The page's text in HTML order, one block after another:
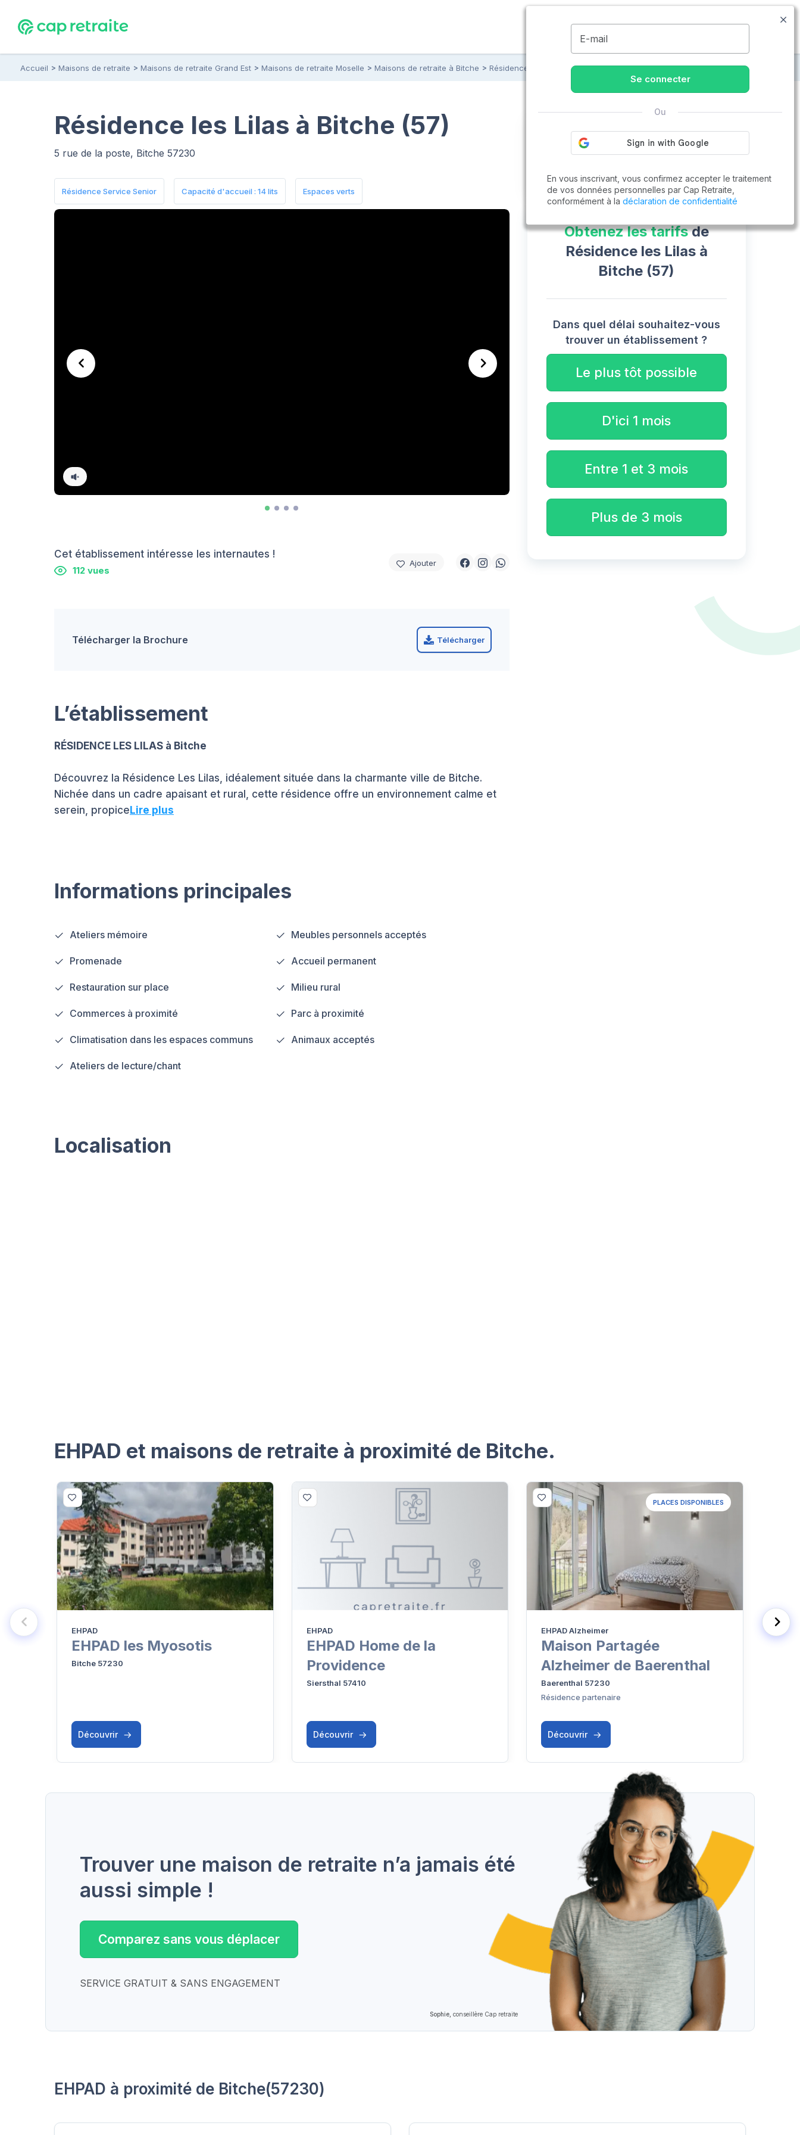
09.74.59.59.57
Accueil Maisons de retraite Maisons de retraite Grand Est Maisons de retraite Moselle Maisons de retraite à Bitche Résidence les Lilas
Cet établissement intéresse les internautes !
112 vues
Ajouter
Télécharger la Brochure Télécharger
Résidence les Lilas à Bitche (57)
5 rue de la poste, Bitche 57230
Résidence Service Senior Capacité d'accueil : 14 lits Espaces verts
L’établissement
RÉSIDENCE LES LILAS à Bitche
Découvrez la Résidence Les Lilas, idéalement située dans la charmante ville de Bitche.
Nichée dans un cadre apaisant et rural, cette résidence offre un environnement calme et
serein, propiceLire plus
Informations principales
Ateliers mémoire Meubles personnels acceptés
Promenade Accueil permanent
Restauration sur place Milieu rural
Commerces à proximité Parc à proximité
Climatisation dans les espaces communs Animaux acceptés
Ateliers de lecture/chant
Cap Retraite vous aide à trouver un emploi
Obtenez les tarifsde
Résidence les Lilas à
Bitche (57)
Dans quel délai souhaitez-vous
trouver un établissement ?
Le plus tôt possible
D'ici 1 mois
Entre 1 et 3 mois
Plus de 3 mois
Localisation
EHPAD et maisons de retraite à proximité de Bitche.
EHPAD
EHPAD les Myosotis
Bitche 57230
Découvrir
EHPAD
EHPAD Home de la
Providence
Siersthal 57410
Découvrir
PLACES DISPONIBLES
EHPAD Alzheimer
Maison Partagée
Alzheimer de Baerenthal
Baerenthal 57230
Résidence partenaire
Découvrir
Sophie, conseillère Cap retraite
Trouver une maison de retraite n’a jamais été
aussi simple !
Comparez sans vous déplacer
SERVICE GRATUIT & SANS ENGAGEMENT
EHPAD à proximité de Bitche(57230)
E-mail
Se connecter
Ou
En vous inscrivant, vous confirmez accepter le traitement
de vos données personnelles par Cap Retraite,
conformément à la déclaration de confidentialité